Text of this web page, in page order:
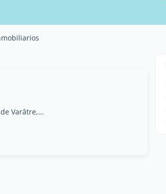
Carre Haussmann III,1 Allée de la ferme de Varâtre,77127 Lieusaint, Paris, Région Île-de-France